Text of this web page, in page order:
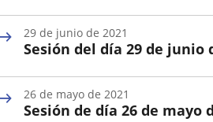
la
Sesión
Sesión del día 29 de junio
la
Sesión
29 de junio de 2021
Sesión de día 26 de mayo
26 de mayo de 2021